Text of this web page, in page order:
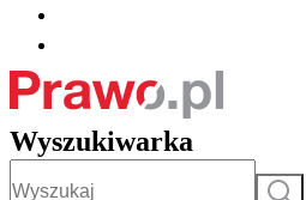
Wyszukiwarka
Szukaj